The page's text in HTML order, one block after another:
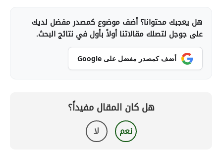
هل يعجبك محتوانا؟ أضف موضوع كمصدر مفضل لديك
على جوجل لتصلك مقالاتنا أولاً بأول في نتائج البحث.
أضف كمصدر مفضل على Google
هل كان المقال مفيداً؟
نعم لا